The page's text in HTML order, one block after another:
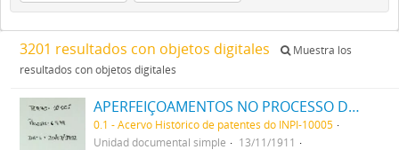
3201 resultados con objetos digitales
Muestra los
resultados con objetos digitales
APERFEIÇOAMENTOS NO PROCESSO DA REDUCÇÃO ELECTRICA DOS MINERIOS
0.1 - Acervo Histórico de patentes do INPI-10005
Unidad documental simple
13/11/1911